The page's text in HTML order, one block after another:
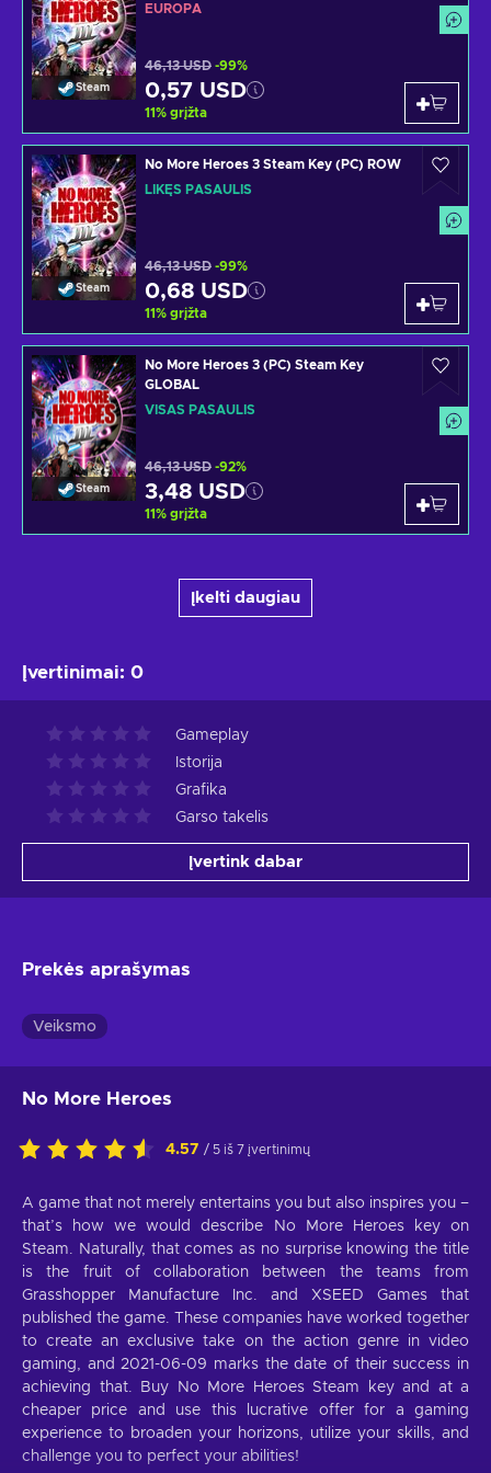
Steam
EUROPA
46,13 USD -99%
0,57 USD
11% grįžta
Steam
No More Heroes 3 Steam Key (PC) ROW
LIKĘS PASAULIS
46,13 USD -99%
0,68 USD
11% grįžta
Steam
No More Heroes 3 (PC) Steam Key
GLOBAL
VISAS PASAULIS
46,13 USD -92%
3,48 USD
11% grįžta
Įkelti daugiau
Įvertinimai: 0
Gameplay
Istorija
Grafika
Garso takelis
Įvertink dabar
Prekės aprašymas
Veiksmo
No More Heroes
4.57 / 5 iš 7 įvertinimų
A game that not merely entertains you but also inspires you –
that’s how we would describe No More Heroes key on
Steam. Naturally, that comes as no surprise knowing the title
is the fruit of collaboration between the teams from
Grasshopper Manufacture Inc. and XSEED Games that
published the game. These companies have worked together
to create an exclusive take on the action genre in video
gaming, and 2021-06-09 marks the date of their success in
achieving that. Buy No More Heroes Steam key and at a
cheaper price and use this lucrative offer for a gaming
experience to broaden your horizons, utilize your skills, and
challenge you to perfect your abilities!